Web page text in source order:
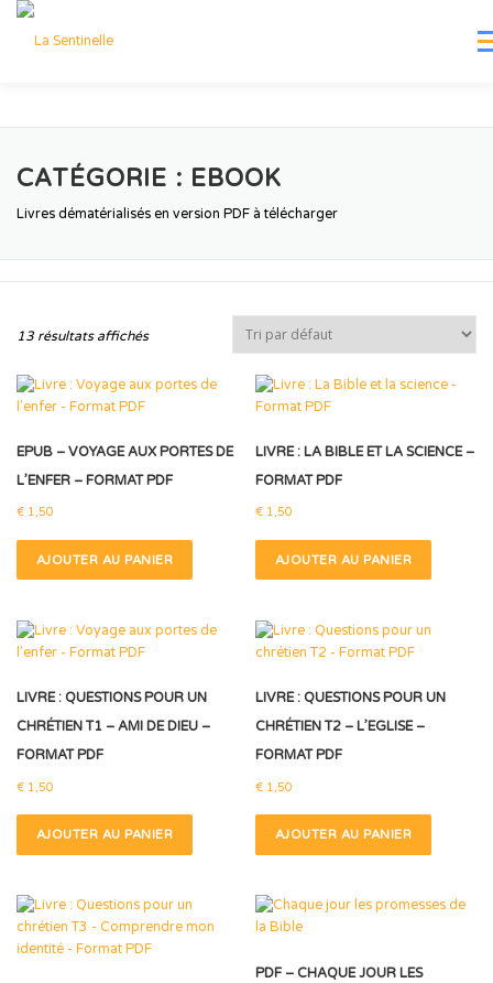
Aller
LE BLOG DE MURIEL DONS
CATÉGORIE : EBOOK
Livres dématérialisés en version PDF à télécharger
13 résultats affichés
EPUB – VOYAGE AUX PORTES DE
L’ENFER – FORMAT PDF
€ 1,50
AJOUTER AU PANIER
LIVRE : LA BIBLE ET LA SCIENCE –
FORMAT PDF
€ 1,50
AJOUTER AU PANIER
LIVRE : QUESTIONS POUR UN
CHRÉTIEN T1 – AMI DE DIEU –
FORMAT PDF
€ 1,50
AJOUTER AU PANIER
LIVRE : QUESTIONS POUR UN
CHRÉTIEN T2 – L’EGLISE –
FORMAT PDF
€ 1,50
AJOUTER AU PANIER
PDF – CHAQUE JOUR LES